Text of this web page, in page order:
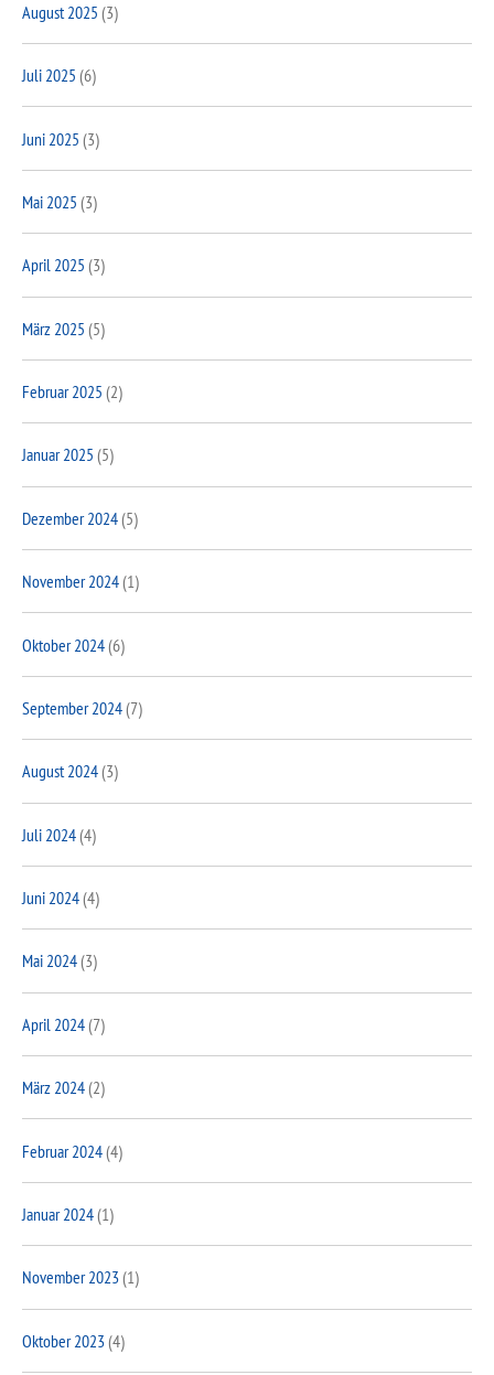
August 2025 (3)
Juli 2025 (6)
Juni 2025 (3)
Mai 2025 (3)
April 2025 (3)
März 2025 (5)
Februar 2025 (2)
Januar 2025 (5)
Dezember 2024(5)
November 2024(1)
Oktober 2024(6)
September 2024(7)
August 2024(3)
Juli 2024(4)
Juni 2024(4)
Mai 2024(3)
April 2024(7)
März 2024(2)
Februar 2024(4)
Januar 2024(1)
November 2023(1)
Oktober 2023(4)